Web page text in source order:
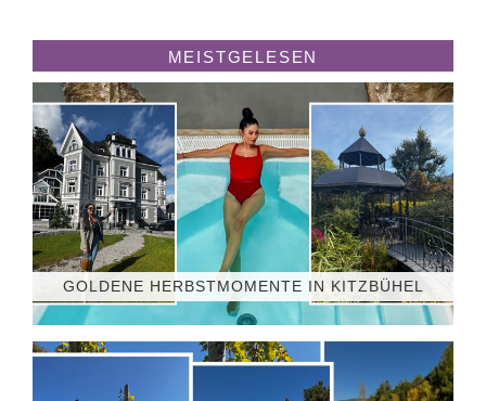
MEISTGELESEN
GOLDENE HERBSTMOMENTE IN KITZBÜHEL